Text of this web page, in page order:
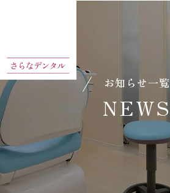
お知らせ一覧
NEWS